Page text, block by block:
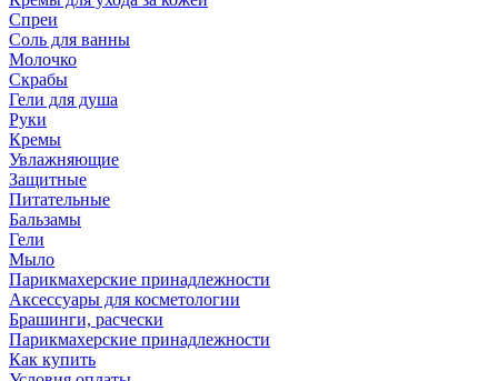
Спреи
Соль для ванны
Молочко
Скрабы
Гели для душа
Руки
Кремы
Увлажняющие
Защитные
Питательные
Бальзамы
Гели
Мыло
Парикмахерские принадлежности
Аксессуары для косметологии
Брашинги, расчески
Парикмахерские принадлежности
Как купить